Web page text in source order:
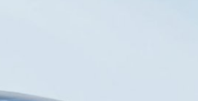
ากที่ความนิยมซื้อรถใหม่ในประเทศจีนเริ่ม
HEV เดิม หรือปลั๊กอินไฮบริด PHEV ที่ได้รับ